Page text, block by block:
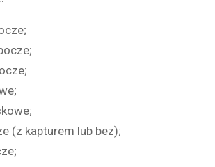
(z kapturem lub bez);